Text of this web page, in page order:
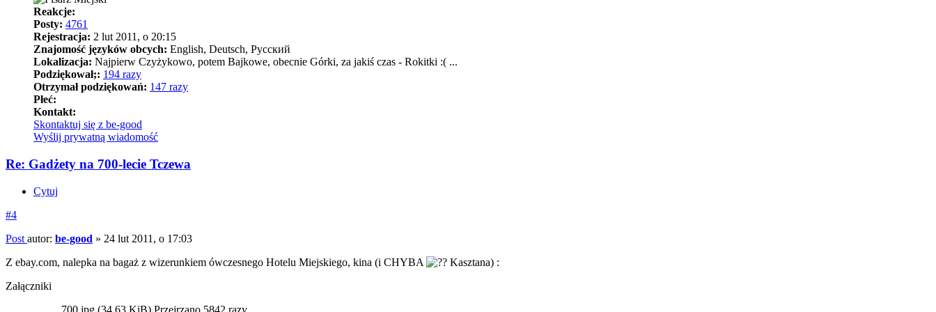
Reakcje:
Posty: 4761
Rejestracja: 2 lut 2011, o 20:15
Znajomość języków obcych: English, Deutsch, Pусский
Lokalizacja: Najpierw Czyżykowo, potem Bajkowe, obecnie Górki, za jakiś czas - Rokitki :( ...
Podziękował;: 194 razy
Otrzymał podziękowań: 147 razy
Płeć:
Kontakt:
Skontaktuj się z be-good
Wyślij prywatną wiadomość
Re: Gadżety na 700-lecie Tczewa
Cytuj
#4
Post autor: be-good » 24 lut 2011, o 17:03
Z ebay.com, nalepka na bagaż z wizerunkiem ówczesnego Hotelu Miejskiego, kina (i CHYBA
Kasztana) :
Załączniki
700.jpg (34.63 KiB) Przejrzano 5842 razy